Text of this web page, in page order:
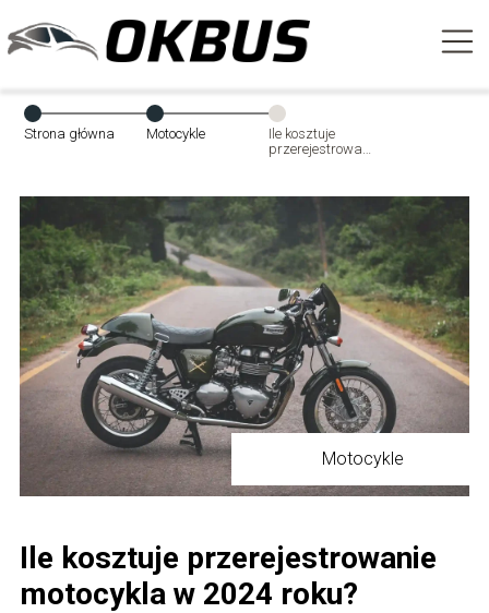
Strona główna Motocykle
Ile kosztuje
przerejestrowanie
Motocykle
Ile kosztuje przerejestrowanie
motocykla w 2024 roku?